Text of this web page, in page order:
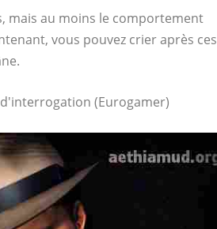
mais au moins le comportement
vous pouvez crier après ces
(Eurogamer)